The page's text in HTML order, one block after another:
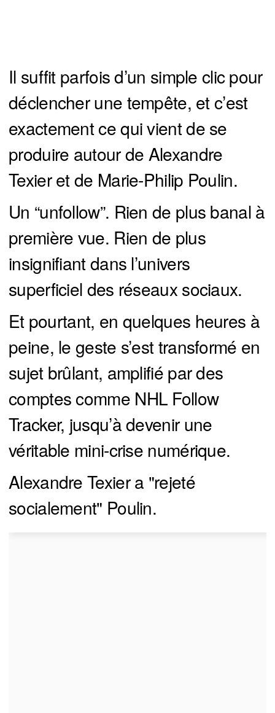
Il suffit parfois d’un simple clic pour
déclencher une tempête, et c’est
exactement ce qui vient de se
produire autour de Alexandre
Texier et de Marie-Philip Poulin.
Un “unfollow”. Rien de plus banal à
première vue. Rien de plus
insignifiant dans l’univers
superficiel des réseaux sociaux.
Et pourtant, en quelques heures à
peine, le geste s’est transformé en
sujet brûlant, amplifié par des
comptes comme NHL Follow
Tracker, jusqu’à devenir une
véritable mini-crise numérique.
Alexandre Texier a "rejeté
socialement" Poulin.